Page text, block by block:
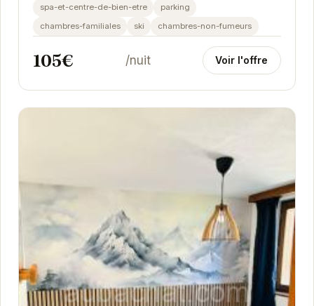
spa-et-centre-de-bien-etre
parking
chambres-familiales
ski chambres-non-fumeurs
105€ /nuit Voir l'offre